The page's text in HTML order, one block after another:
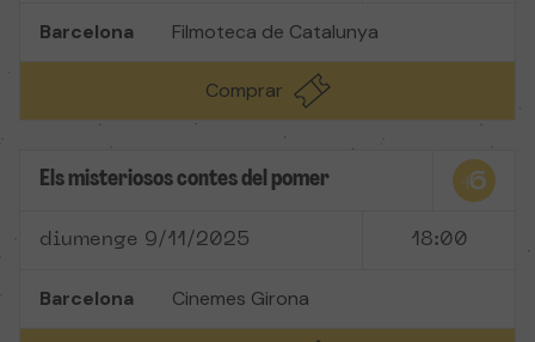
Barcelona Filmoteca de Catalunya
Comprar
Els misteriosos contes del pomer
diumenge 9/11/2025 18:00
Barcelona Cinemes Girona